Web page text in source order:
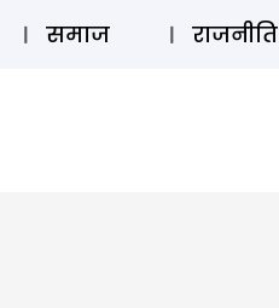
लॉग इन ⚲
समाज राजनीति